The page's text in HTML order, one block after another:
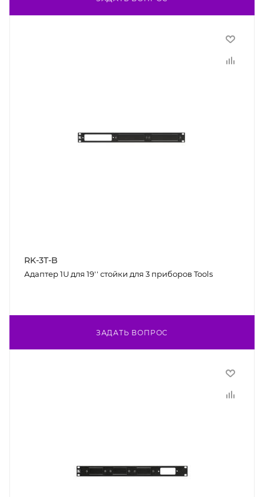
RK-3T-B
Адаптер 1U для 19'' стойки для 3 приборов Tools
ЗАДАТЬ ВОПРОС